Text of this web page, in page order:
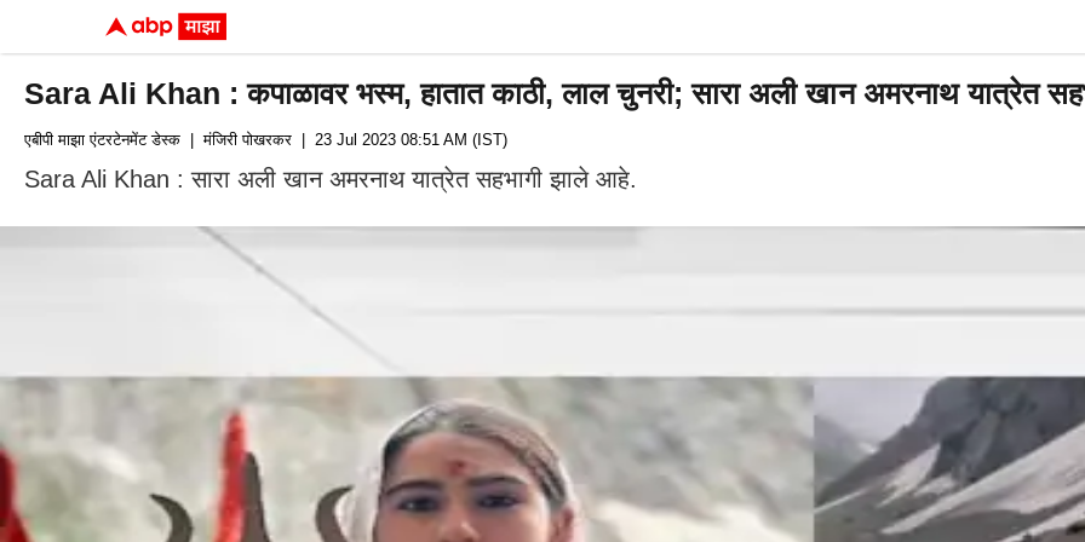
Sara Ali Khan : कपाळावर भस्म, हातात काठी, लाल चुनरी; सारा अली खान अमरनाथ यात्रेत
एबीपी माझा एंटरटेनमेंट डेस्क | मंजिरी पोखरकर | 23 Jul 2023 08:51 AM (IST)
Sara Ali Khan : सारा अली खान अमरनाथ यात्रेत सहभागी झाले आहे.